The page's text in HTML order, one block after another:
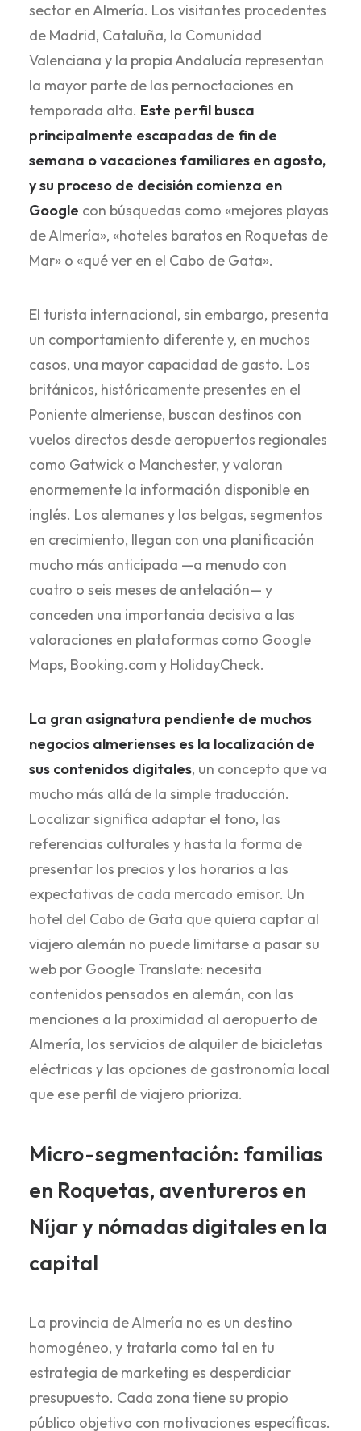
sector en Almería. Los visitantes procedentes
de Madrid, Cataluña, la Comunidad
Valenciana y la propia Andalucía representan
la mayor parte de las pernoctaciones en
temporada alta. Este perfil busca
principalmente escapadas de fin de
semana o vacaciones familiares en agosto,
y su proceso de decisión comienza en
Google con búsquedas como «mejores playas
de Almería», «hoteles baratos en Roquetas de
Mar» o «qué ver en el Cabo de Gata».
El turista internacional, sin embargo, presenta
un comportamiento diferente y, en muchos
casos, una mayor capacidad de gasto. Los
británicos, históricamente presentes en el
Poniente almeriense, buscan destinos con
vuelos directos desde aeropuertos regionales
como Gatwick o Manchester, y valoran
enormemente la información disponible en
inglés. Los alemanes y los belgas, segmentos
en crecimiento, llegan con una planificación
mucho más anticipada —a menudo con
cuatro o seis meses de antelación— y
conceden una importancia decisiva a las
valoraciones en plataformas como Google
Maps, Booking.com y HolidayCheck.
La gran asignatura pendiente de muchos
negocios almerienses es la localización de
sus contenidos digitales, un concepto que va
mucho más allá de la simple traducción.
Localizar significa adaptar el tono, las
referencias culturales y hasta la forma de
presentar los precios y los horarios a las
expectativas de cada mercado emisor. Un
hotel del Cabo de Gata que quiera captar al
viajero alemán no puede limitarse a pasar su
web por Google Translate: necesita
contenidos pensados en alemán, con las
menciones a la proximidad al aeropuerto de
Almería, los servicios de alquiler de bicicletas
eléctricas y las opciones de gastronomía local
que ese perfil de viajero prioriza.
Micro-segmentación: familias
en Roquetas, aventureros en
Níjar y nómadas digitales en la
capital
La provincia de Almería no es un destino
homogéneo, y tratarla como tal en tu
estrategia de marketing es desperdiciar
presupuesto. Cada zona tiene su propio
público objetivo con motivaciones específicas.